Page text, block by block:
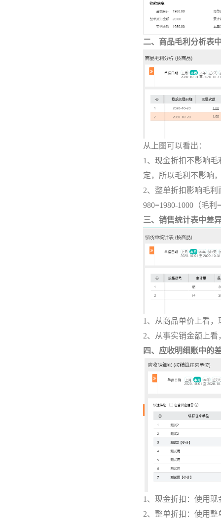
二、商品毛利分析表
从上图可以看出：
1、现金折扣不影响
定，所以毛利不影响
2、整单折扣影响毛
980=1980-1000（毛
三、销售统计表中差
1、从商品单价上看
2、从事实销金额上
四、应收明细账中的
1、现金折扣：使用
2、整单折扣：使用